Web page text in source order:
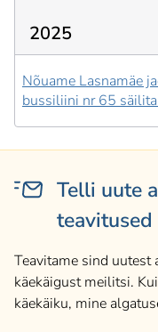
2025
Nõuame Lasnamäe
bussiliini nr 65
Telli uute
teavitused
Teavitame sind uutest
käekäigust meilitsi.
käekäiku, mine